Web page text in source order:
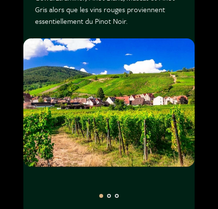
Gris alors que les vins rouges proviennent
essentiellement du Pinot Noir.